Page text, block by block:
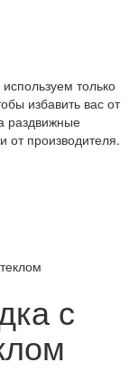
только
избавить вас от
раздвижные
от производителя.
с